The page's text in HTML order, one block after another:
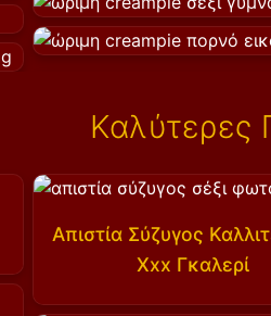
Καλύτερες
Απιστία Σύζυγος
Xxx Γκαλερί